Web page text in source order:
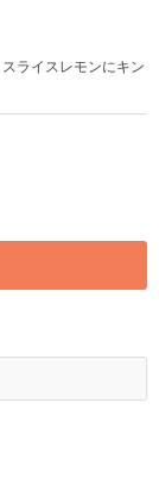
ライスレモンにキン